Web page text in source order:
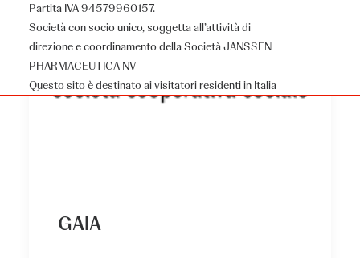
Partita IVA 94579960157.
Società con socio unico, soggetta all’attività di
direzione e coordinamento della Società JANSSEN
PHARMACEUTICA NV
Questo sito è destinato ai visitatori residenti in Italia
GAIA